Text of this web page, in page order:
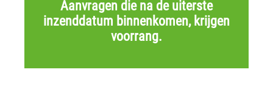
Aanvragen die na de uiterste
inzenddatum binnenkomen, krijgen
voorrang.